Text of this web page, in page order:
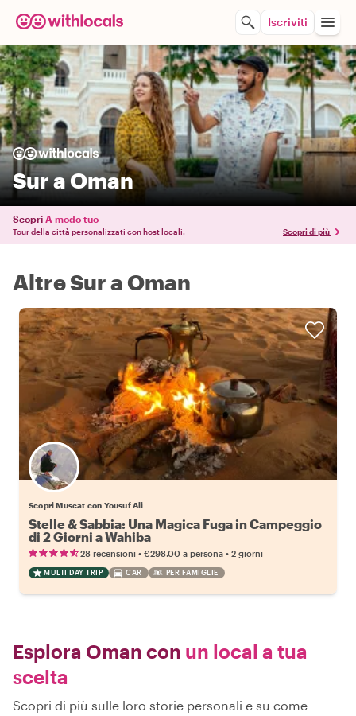
Iscriviti
Sur a Oman
Scopri A modo tuo
Tour della città personalizzati con host locali. Scopri di più
Altre Sur a Oman
Scopri Muscat con Yousuf Ali
Stelle & Sabbia: Una Magica Fuga in Campeggio
di 2 Giorni a Wahiba
28 recensioni • €298.00 a persona • 2 giorni
MULTI DAY TRIP CAR PER FAMIGLIE
Esplora Oman con un local a tua
scelta
Scopri di più sulle loro storie personali e su come